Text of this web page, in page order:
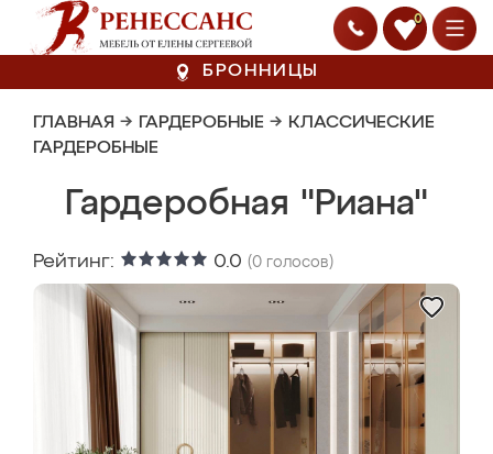
0
БРОННИЦЫ
ГЛАВНАЯ → ГАРДЕРОБНЫЕ → КЛАССИЧЕСКИЕ
ГАРДЕРОБНЫЕ
Гардеробная "Риана"
Рейтинг: 0.0 (0 голосов)